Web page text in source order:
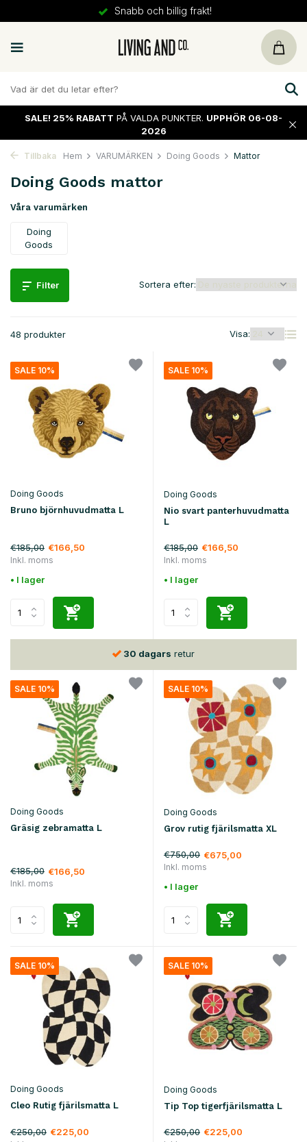
30 dagarsretur
SALE! 25% RABATT PÅ VALDA PUNKTER. UPPHÖR 06-08-
2026
Tillbaka Hem VARUMÄRKEN Doing Goods Mattor
Doing Goods mattor
Våra varumärken
Doing
Goods
Filter
48 produkter Visa:
Sortera efter:
SALE 10%
Doing Goods
Bruno björnhuvudmatta L
€185,00 €166,50
Inkl. moms
• I lager
SALE 10%
Doing Goods
Nio svart panterhuvudmatta
L
€185,00 €166,50
Inkl. moms
• I lager
30 dagars retur
SALE 10%
Doing Goods
Gräsig zebramatta L
€185,00 €166,50
Inkl. moms
SALE 10%
Doing Goods
Grov rutig fjärilsmatta XL
€750,00 €675,00
Inkl. moms
• I lager
SALE 10%
Doing Goods
Cleo Rutig fjärilsmatta L
€250,00 €225,00
SALE 10%
Doing Goods
Tip Top tigerfjärilsmatta L
€250,00 €225,00